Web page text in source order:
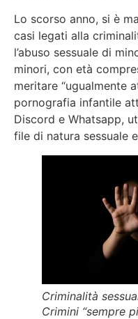
Lo scorso anno, si è
casi legati alla
l’abuso sessuale di
minori, con età
meritare “ugualmente
pornografia infantile
Discord e Whatsapp,
file di natura sessuale
Criminalità
Crimini “sempre